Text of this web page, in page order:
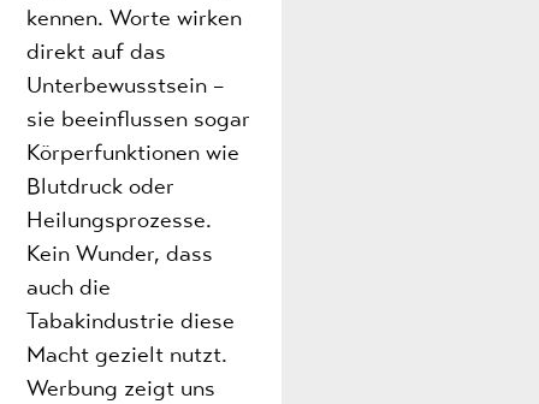
kennen. Worte wirken
direkt auf das
Unterbewusstsein –
sie beeinflussen sogar
Körperfunktionen wie
Blutdruck oder
Heilungsprozesse.
Kein Wunder, dass
auch die
Tabakindustrie diese
Macht gezielt nutzt.
Werbung zeigt uns